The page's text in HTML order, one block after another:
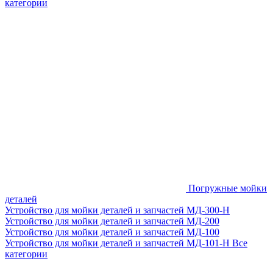
категории
Погружные мойки
деталей
Устройство для мойки деталей и запчастей МД-300-H
Устройство для мойки деталей и запчастей МД-200
Устройство для мойки деталей и запчастей МД-100
Устройство для мойки деталей и запчастей МД-101-Н Все
категории